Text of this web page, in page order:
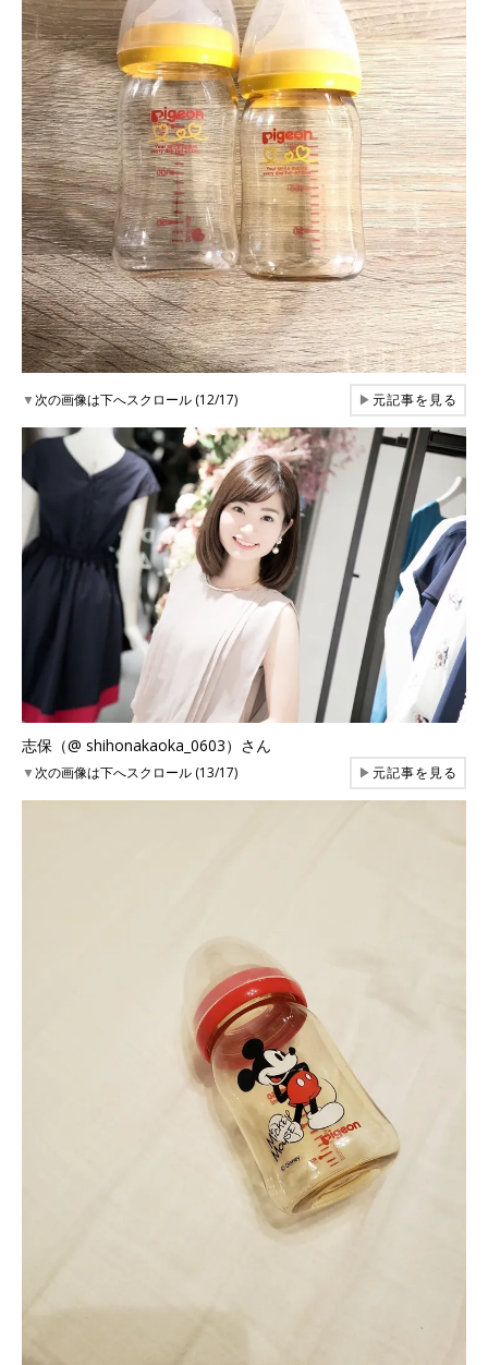
▼次の画像は下へスクロール (12/17) ▶元記事を見る
志保（@ shihonakaoka_0603）さん
▼次の画像は下へスクロール (13/17) ▶元記事を見る